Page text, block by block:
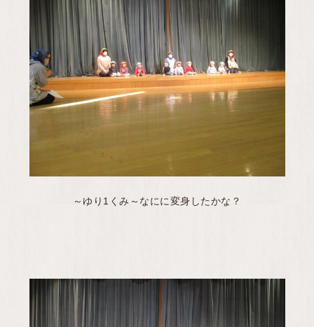
～ゆり1くみ～なにに変身したかな？